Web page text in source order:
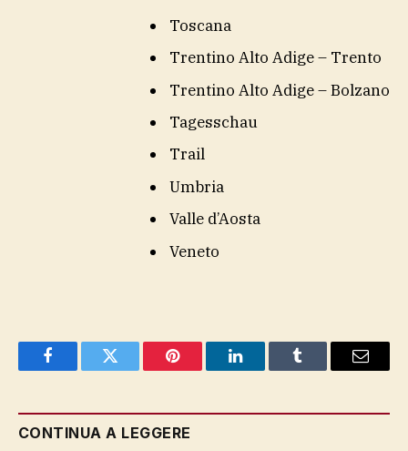
Toscana
Trentino Alto Adige – Trento
Trentino Alto Adige – Bolzano
Tagesschau
Trail
Umbria
Valle d’Aosta
Veneto
FacebookTwitter Pinterest LinkedInTumblr Email
CONTINUA A LEGGERE